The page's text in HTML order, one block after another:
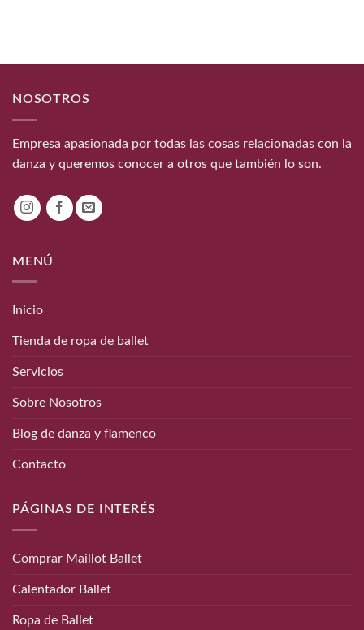
NOSOTROS
Empresa apasionada por todas las cosas relacionadas con la
danza y queremos conocer a otros que también lo son.
MENÚ
Inicio
Tienda de ropa de ballet
Servicios
Sobre Nosotros
Blog de danza y flamenco
Contacto
PÁGINAS DE INTERÉS
Comprar Maillot Ballet
Calentador Ballet
Ropa de Ballet